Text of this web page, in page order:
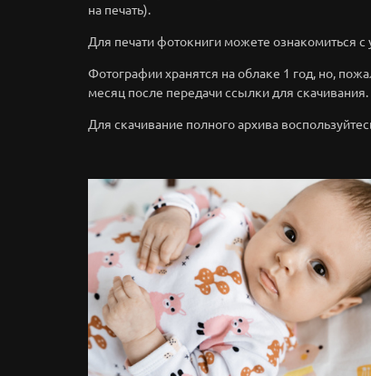
на печать).
Для печати фотокниги можете ознакомиться
Фотографии хранятся на облаке 1 год, но,
месяц после передачи ссылки для скачивания.
Для скачивание полного архива